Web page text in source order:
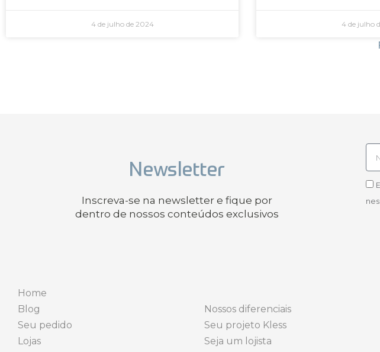
4 de julho de 2024 4 de julho
Newsletter
Inscreva-se na newsletter e fique por
dentro de nossos conteúdos exclusivos
Home
Blog
Seu pedido
Lojas
Nossos diferenciais
Seu projeto Kless
Seja um lojista